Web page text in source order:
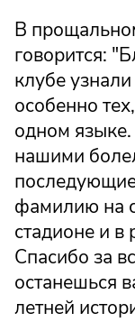
В
говорится:
клубе
особенно
одном
нашими
фамилию на
стадионе и в
Спасибо за
останешься
летней